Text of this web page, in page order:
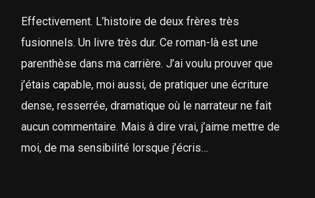
Effectivement. L’histoire de deux frères très
fusionnels. Un livre très dur. Ce roman-là est une
parenthèse dans ma carrière. J’ai voulu prouver que
j’étais capable, moi aussi, de pratiquer une écriture
dense, resserrée, dramatique où le narrateur ne fait
aucun commentaire. Mais à dire vrai, j’aime mettre de
moi, de ma sensibilité lorsque j’écris…